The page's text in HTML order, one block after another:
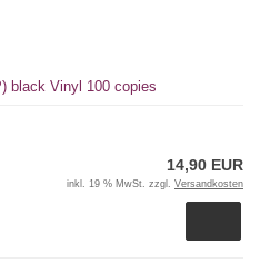
black Vinyl 100 copies
14,90 EUR
inkl. 19 % MwSt. zzgl. Versandkosten